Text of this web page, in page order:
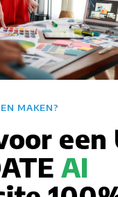
MAKEN?​​​​​​​​​​​​​​
een
AI